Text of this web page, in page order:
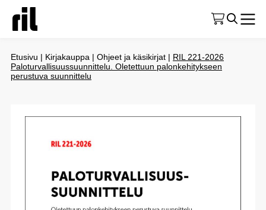
Etusivu | Kirjakauppa | Ohjeet ja käsikirjat | RIL 221-2026
Paloturvallisuussuunnittelu. Oletettuun palonkehitykseen
perustuva suunnittelu